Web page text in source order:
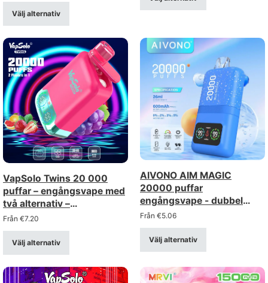
5%)
Välj alternativ
VapSolo Twins 20 000
puffar – engångsvape med
två alternativ –
uppladdningsbar med
display
Från €7.20
Välj alternativ
AIVONO AIM MAGIC
20000 puffar
engångsvape - dubbel
mesh, LCD-display
Från €5.06
Välj alternativ